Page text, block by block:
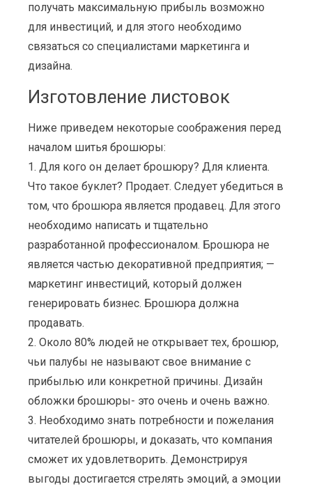
получать максимальную прибыль возможно
для инвестиций, и для этого необходимо
связаться со специалистами маркетинга и
дизайна.
Изготовление листовок
Ниже приведем некоторые соображения перед
началом шитья брошюры:
1. Для кого он делает брошюру? Для клиента.
Что такое буклет? Продает. Следует убедиться в
том, что брошюра является продавец. Для этого
необходимо написать и тщательно
разработанной профессионалом. Брошюра не
является частью декоративной предприятия; —
маркетинг инвестиций, который должен
генерировать бизнес. Брошюра должна
продавать.
2. Около 80% людей не открывает тех, брошюр,
чьи палубы не называют свое внимание с
прибылью или конкретной причины. Дизайн
обложки брошюры- это очень и очень важно.
3. Необходимо знать потребности и пожелания
читателей брошюры, и доказать, что компания
сможет их удовлетворить. Демонстрируя
выгоды достигается стрелять эмоций, а эмоции